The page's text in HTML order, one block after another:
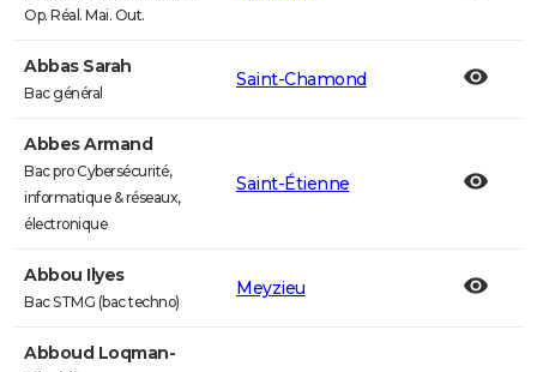
Op. Réal. Mai. Out.
Abbas Sarah
Bac général
Saint-Chamond
Abbes Armand
Bac pro Cybersécurité,
informatique & réseaux,
électronique
Saint-Étienne
Abbou Ilyes
Bac STMG (bac techno)
Meyzieu
Abboud Loqman-